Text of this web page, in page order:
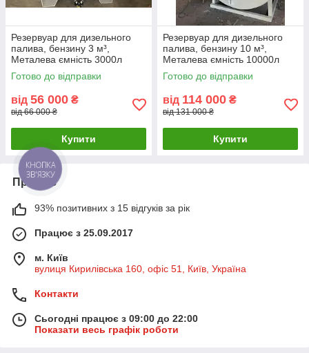
Резервуар для дизельного
палива, бензину 3 м³,
Металева ємність 3000л
Готово до відправки
від 56 000 ₴
від 66 000 ₴
Купити
Резервуар для дизельного
палива, бензину 10 м³,
Металева ємність 10000л
Готово до відправки
від 114 000 ₴
від 131 000 ₴
Купити
Про нас
93% позитивних з 15 відгуків за рік
Працює з 25.09.2017
м. Київ
вулиця Кирилівська 160, офіс 51, Київ, Україна
Контакти
Сьогодні працює з 09:00 до 22:00
Показати весь графік роботи
КНОПКА
ЗВ'ЯЗКУ